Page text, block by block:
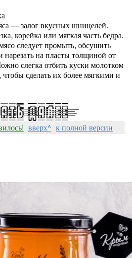
— залог вкусных шницелей.
корейка или мягкая часть бедра.
следует промыть, обсушить
на пласты толщиной от
слегка отбить куски молотком
сделать их более мягкими и
вверх^ к полной версии